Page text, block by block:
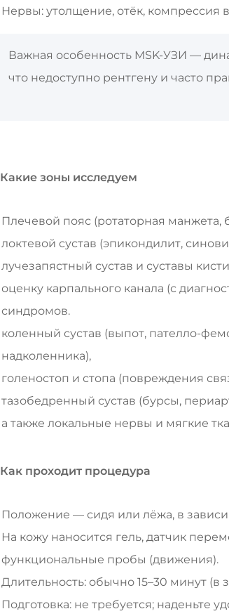
Нервы: утолщение, отёк, компрессия в
Важная особенность MSK-УЗИ —
что недоступно рентгену и часто
Какие зоны исследуем
Плечевой пояс (ротаторная манжета,
локтевой сустав (эпикондилит,
лучезапястный сустав и суставы
оценку карпального канала (с
синдромов.
коленный сустав (выпот, пателло-
надколенника),
голеностоп и стопа (повреждения
тазобедренный сустав (бурсы,
а также локальные нервы и мягкие
Как проходит процедура
Положение — сидя или лёжа, в
На кожу наносится гель, датчик
функциональные пробы (движения).
Длительность: обычно 15–30 минут (в
Подготовка: не требуется; наденьте